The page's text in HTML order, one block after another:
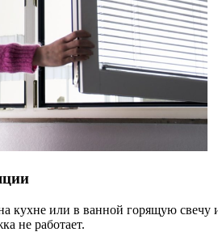
кухне или в ванной горящую
не работает.